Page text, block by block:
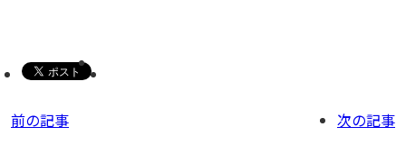
前の記事 次の記事